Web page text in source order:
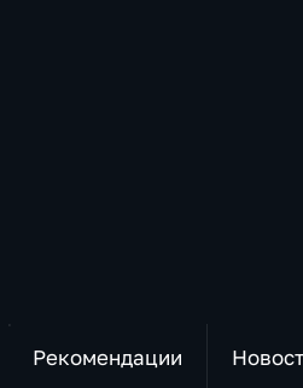
Рекомендации